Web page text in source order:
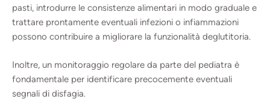
pasti, introdurre le consistenze alimentari in modo graduale e
trattare prontamente eventuali infezioni o infiammazioni
possono contribuire a migliorare la funzionalità deglutitoria.
Inoltre, un monitoraggio regolare da parte del pediatra è
fondamentale per identificare precocemente eventuali
segnali di disfagia.